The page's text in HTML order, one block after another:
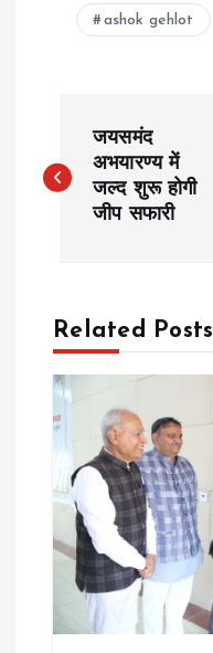
ashok gehlot
o
n
a
v
g
a
जयसमंद
अभयारण्य में
जल्द शुरू होगी
जीप सफारी
Related Posts